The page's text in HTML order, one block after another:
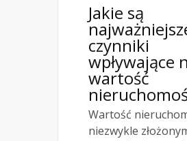
Jakie są
czynniki
wpływające
wartość
Wartość
niezwykle